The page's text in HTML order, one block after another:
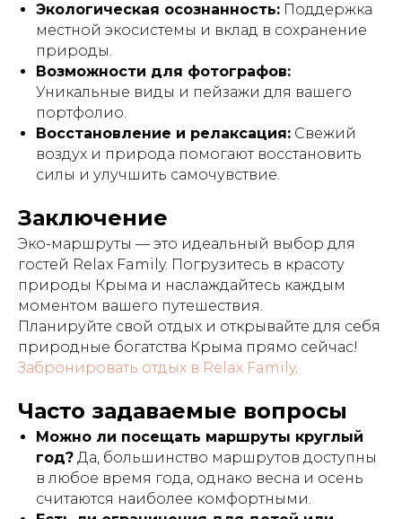
Экологическая осознанность: Поддержка
местной экосистемы и вклад в сохранение
природы.
Возможности для фотографов:
Уникальные виды и пейзажи для вашего
портфолио.
Восстановление и релаксация: Свежий
воздух и природа помогают восстановить
силы и улучшить самочувствие.
Заключение
Эко-маршруты — это идеальный выбор для
гостей Relax Family. Погрузитесь в красоту
природы Крыма и наслаждайтесь каждым
моментом вашего путешествия.
Планируйте свой отдых и открывайте для себя
природные богатства Крыма прямо сейчас!
Забронировать отдых в Relax Family.
Часто задаваемые вопросы
Можно ли посещать маршруты круглый
год? Да, большинство маршрутов доступны
в любое время года, однако весна и осень
считаются наиболее комфортными.